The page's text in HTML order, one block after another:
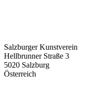
Salzburger Kunstverein
Hellbrunner Straße 3
5020 Salzburg
Österreich